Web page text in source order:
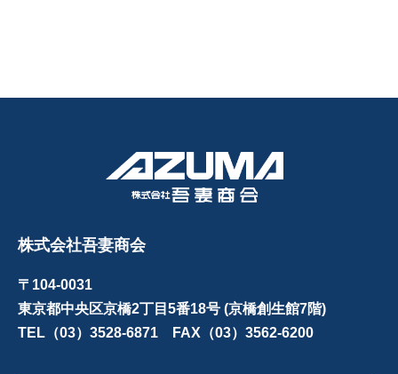
株式会社吾妻商会
〒104-0031
東京都中央区京橋2丁目5番18号 (京橋創生館7階)
TEL（03）3528-6871 FAX（03）3562-6200